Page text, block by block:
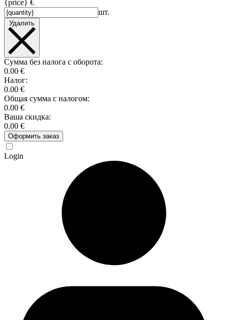
{price} €
шт.
Удалить
Сумма без налога с оборота:
0.00 €
Налог:
0.00 €
Общая сумма с налогом:
0.00 €
Ваша скидка:
0.00 €
Оформить заказ
Login